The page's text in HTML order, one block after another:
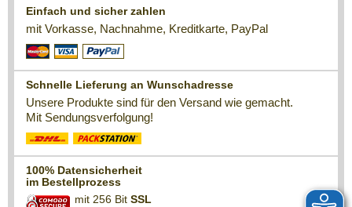
Einfach und sicher zahlen
mit Vorkasse, Nachnahme, Kreditkarte, PayPal
Schnelle Lieferung an Wunschadresse
Unsere Produkte sind für den Versand wie gemacht.
Mit Sendungsverfolgung!
100% Datensicherheit
im Bestellprozess
mit 256 Bit SSL